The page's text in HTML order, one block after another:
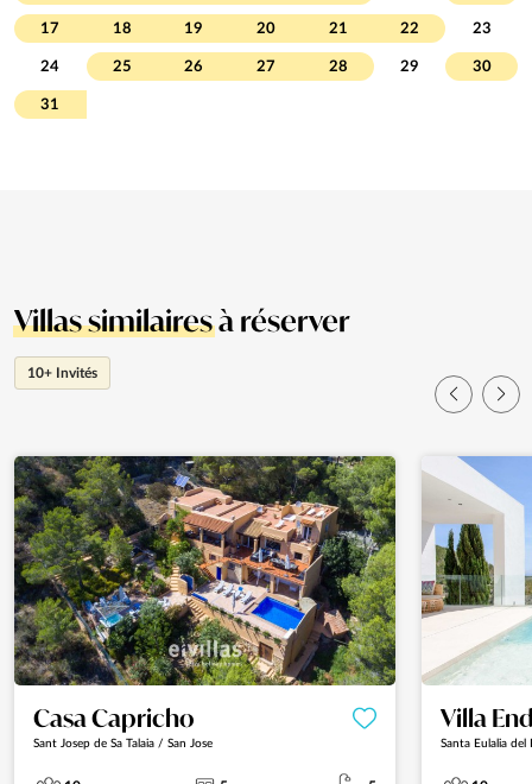
17 18 19 20 21 22 23
24 25 26 27 28 29 30
31
Villas similairesà réserver
10+ Invités
Casa Capricho
Sant Josep de Sa Talaia / San Jose
Villa
Santa Eulalia del